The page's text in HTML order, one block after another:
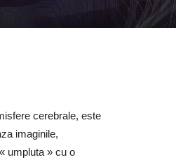
cerebrale, este
imaginile,
umpluta » cu o